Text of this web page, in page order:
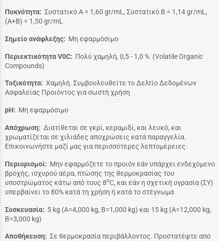
Πυκνότητα: Συστατικό Α = 1,60 gr/mL, Συστατικό Β = 1,14 gr/mL,
(A+B) = 1,50 gr/mL
Σημείο ανάφλεξης: Μη εφαρμόσιμο
Περιεκτικότητα V0C: Πολύ χαμηλή, 0,5 - 1,0 % (Volatile Organic
Compounds)
Τοξικότητα: Χαμηλή. Συμβουλευθείτε το Δελτίο Δεδομένων
Ασφαλείας Προιόντος για σωστή χρήση
pH: Μη εφαρμόσιμο
Απόχρωση: Διατίθεται σε γκρί, κεραμιδί, και λευκό, και
χρωματίζεται σε χιλιάδες αποχρώσεις κατά παραγγελία.
Επικοινωνήστε μαζί μας για περισσότερες λεπτομέρειες.
Περιορισμοί: Μην εφαρμόζετε το προιόν εάν υπάρχει ενδεχόμενο
βροχής, ισχυρού αέρα, πτώσης της θερμοκρασίας του
υποστρώματος κάτω από τους 8οC, και εάν η σχετική υγρασία (ΣΥ)
υπερβαίνει το 80% κατά τη χρήση ή κατά το στέγνωμα
Συσκευασία: 5 kg (A=4,000 kg, B=1,000 kg) και 15 kg (A=12,000 kg,
B=3,000 kg)
Αποθήκευση: Σε θερμοκρασία περιβάλλοντος. Προστατέψτε από